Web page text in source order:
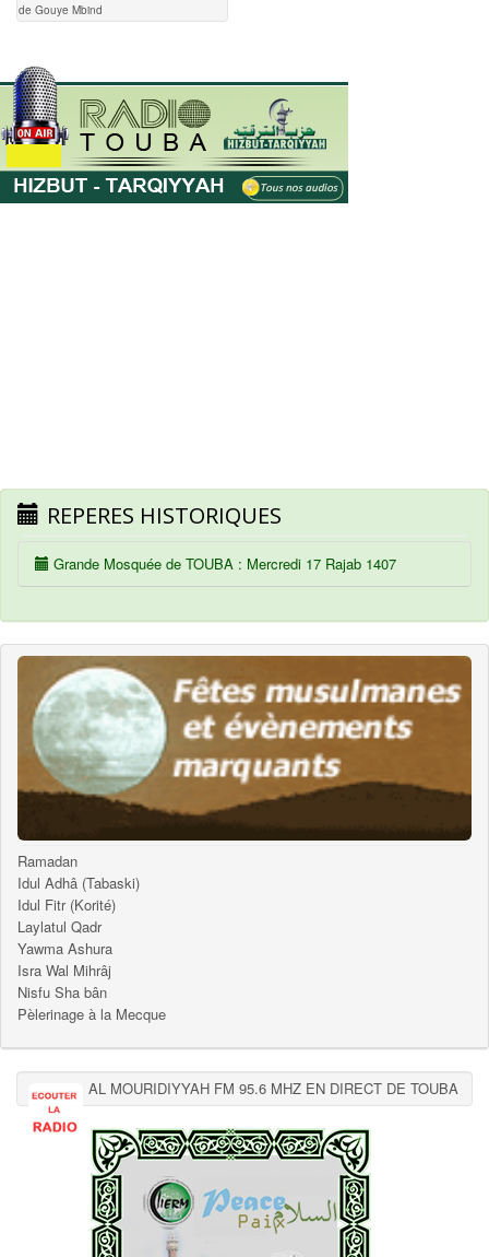
de Gouye Mbind
REPERES HISTORIQUES
Grande Mosquée de TOUBA : Mercredi 17 Rajab 1407
Ramadan
Idul Adhâ (Tabaski)
Idul Fitr (Korité)
Laylatul Qadr
Yawma Ashura
Isra Wal Mihrâj
Nisfu Sha bân
Pèlerinage à la Mecque
AL MOURIDIYYAH FM 95.6 MHZ EN DIRECT DE TOUBA